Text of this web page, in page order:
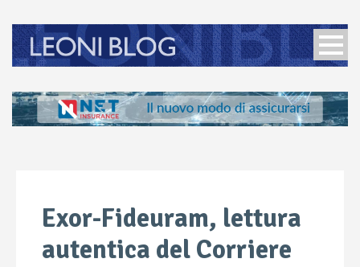
Exor-Fideuram, lettura
autentica del Corriere